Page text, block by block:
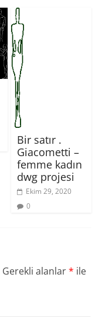
Bir satır .
Giacometti –
femme kadın
dwg projesi
Ekim 29, 2020
0
Gerekli alanlar* ile